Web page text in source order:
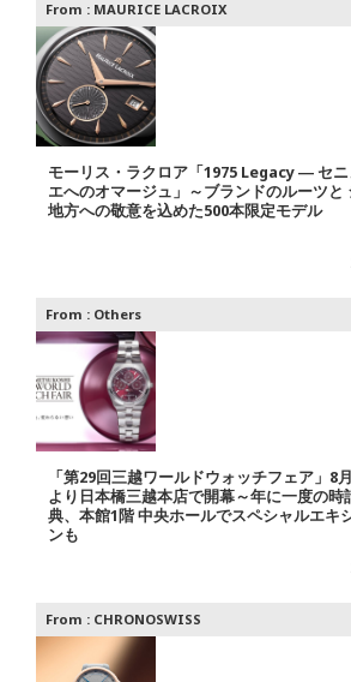
From : MAURICE LACROIX
モーリス・ラクロア「1975 Legacy ― セ
エへのオマージュ」～ブランドのルーツと
地方への敬意を込めた500本限定モデル
From : Others
「第29回三越ワールドウォッチフェア」8
より日本橋三越本店で開幕～年に一度の時
典、本館1階 中央ホールでスペシャルエキ
ンも
From : CHRONOSWISS